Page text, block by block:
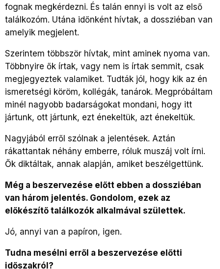
fognak megkérdezni. És talán ennyi is volt az első
találkozóm. Utána időnként hívtak, a dossziéban van
amelyik megjelent.
Szerintem többször hívtak, mint aminek nyoma van.
Többnyire ők írtak, vagy nem is írtak semmit, csak
megjegyeztek valamiket. Tudták jól, hogy kik az én
ismeretségi köröm, kollégák, tanárok. Megpróbáltam
minél nagyobb badarságokat mondani, hogy itt
jártunk, ott jártunk, ezt énekeltük, azt énekeltük.
Nagyjából erről szólnak a jelentések. Aztán
rákattantak néhány emberre, róluk muszáj volt írni.
Ők diktáltak, annak alapján, amiket beszélgettünk.
Még a beszervezése előtt ebben a dossziéban
van három jelentés. Gondolom, ezek az
előkészítő találkozók alkalmával születtek.
Jó, annyi van a papíron, igen.
Tudna mesélni erről a beszervezése előtti
időszakról?